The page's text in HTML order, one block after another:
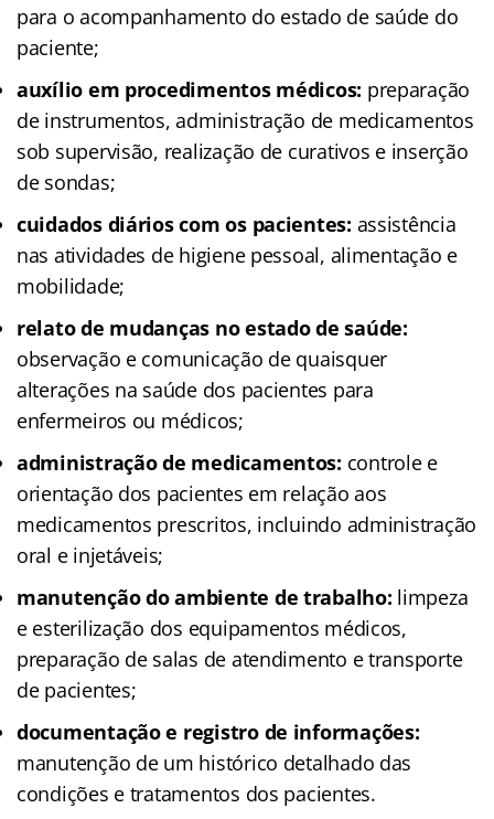
para o acompanhamento do estado de saúde do
paciente;
auxílio em procedimentos médicos: preparação
de instrumentos, administração de medicamentos
sob supervisão, realização de curativos e inserção
de sondas;
cuidados diários com os pacientes: assistência
nas atividades de higiene pessoal, alimentação e
mobilidade;
relato de mudanças no estado de saúde:
observação e comunicação de quaisquer
alterações na saúde dos pacientes para
enfermeiros ou médicos;
administração de medicamentos: controle e
orientação dos pacientes em relação aos
medicamentos prescritos, incluindo administração
oral e injetáveis;
manutenção do ambiente de trabalho: limpeza
e esterilização dos equipamentos médicos,
preparação de salas de atendimento e transporte
de pacientes;
documentação e registro de informações:
manutenção de um histórico detalhado das
condições e tratamentos dos pacientes.